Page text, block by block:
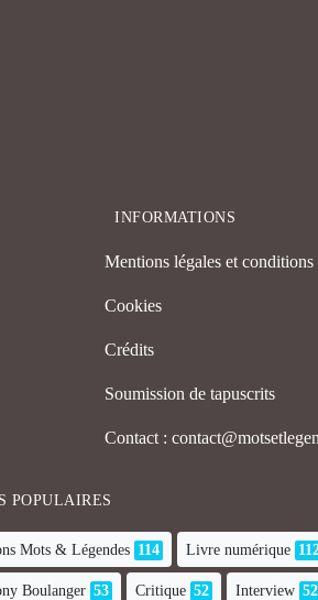
INFORMATIONS
Mentions légales et
Cookies
Crédits
Soumission de tapuscrits
Contact :
POPULAIRES
Mots & Légendes 114 Livre numérique
Boulanger 53 Critique 52 Interview 52